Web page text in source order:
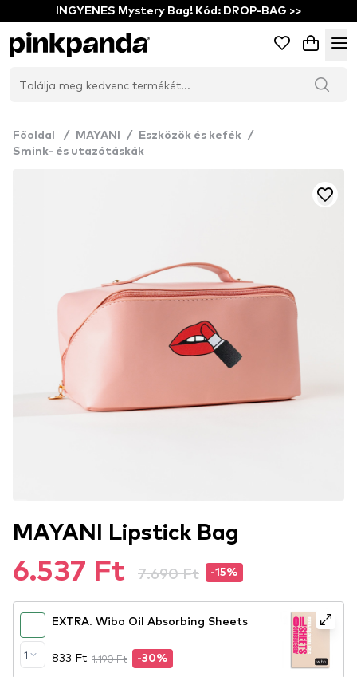
INGYENES Mystery Bag! Kód: DROP-BAG >>
Főoldal / MAYANI / Eszközök és kefék /
Smink- és utazótáskák
MAYANI Lipstick Bag
6.537 Ft 7.690 Ft -15%
1
EXTRA: Wibo Oil Absorbing Sheets
833 Ft 1.190 Ft -30%